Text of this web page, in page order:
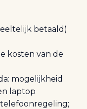
betaald)
kosten van de
mogelijkheid
laptop